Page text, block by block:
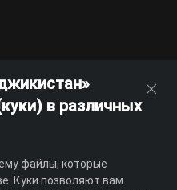
в различных
файлы, которые
Куки позволяют вам